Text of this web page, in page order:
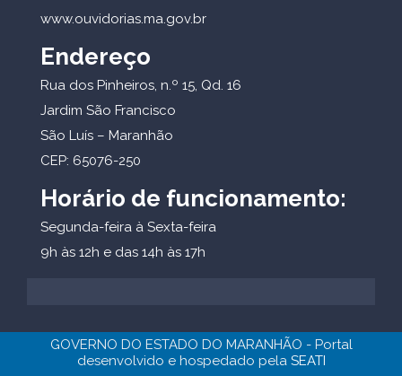
www.ouvidorias.ma.gov.br
Endereço
Rua dos Pinheiros, n.º 15, Qd. 16
Jardim São Francisco
São Luís – Maranhão
CEP: 65076-250
Horário de funcionamento:
Segunda-feira à Sexta-feira
9h às 12h e das 14h às 17h
GOVERNO DO ESTADO DO MARANHÃO - Portal
desenvolvido e hospedado pela SEATI